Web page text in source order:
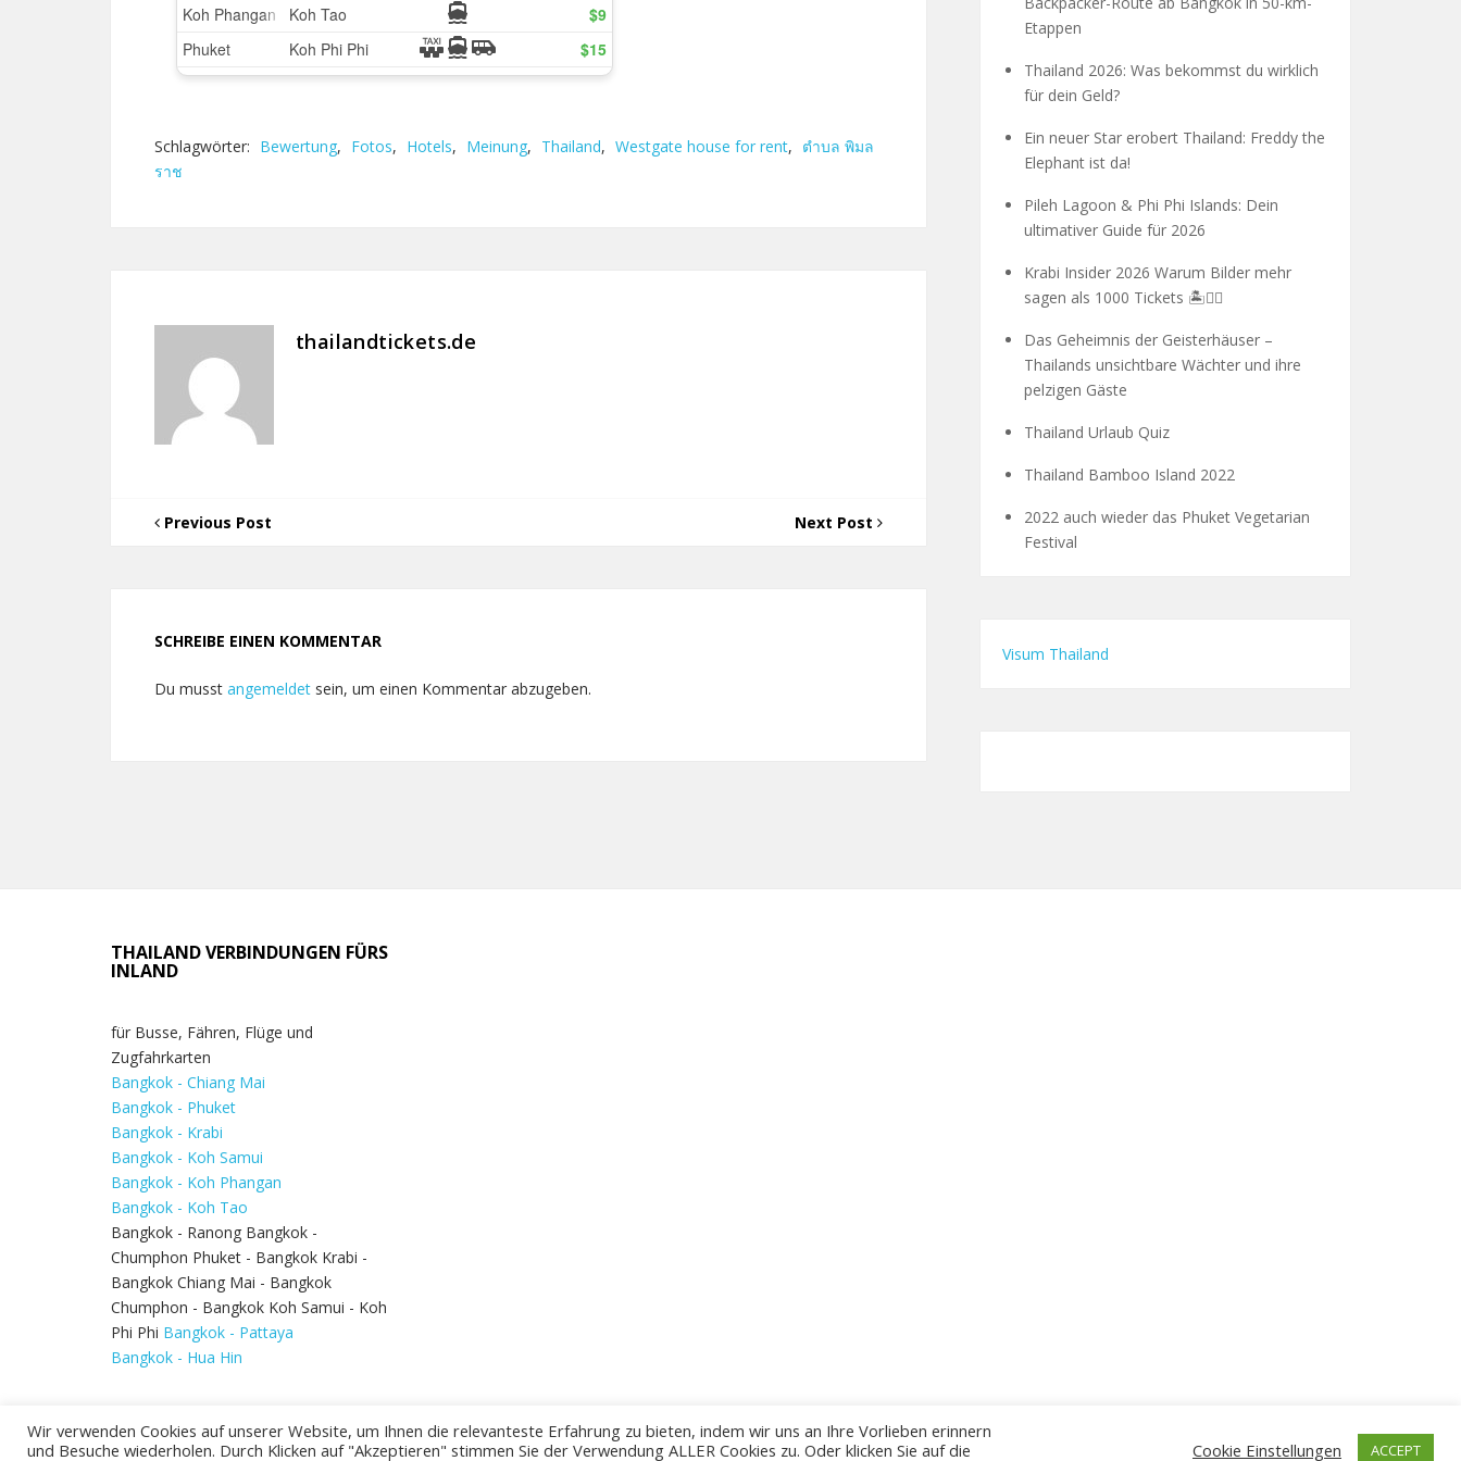
Schlagwörter: Bewertung, Fotos, Hotels, Meinung, Thailand, Westgate house for rent, ตำบล พิมล
ราช
thailandtickets.de
Previous Post Next Post
SCHREIBE EINEN KOMMENTAR
Du musst angemeldet sein, um einen Kommentar abzugeben.
Etappen
Thailand 2026: Was bekommst du wirklich
für dein Geld?
Ein neuer Star erobert Thailand: Freddy the
Elephant ist da!
Pileh Lagoon & Phi Phi Islands: Dein
ultimativer Guide für 2026
Krabi Insider 2026 Warum Bilder mehr
sagen als 1000 Tickets 🏝️🧗‍♂️
Das Geheimnis der Geisterhäuser –
Thailands unsichtbare Wächter und ihre
pelzigen Gäste
Thailand Urlaub Quiz
Thailand Bamboo Island 2022
2022 auch wieder das Phuket Vegetarian
Festival
Visum Thailand
THAILAND VERBINDUNGEN FÜRS
INLAND
für Busse, Fähren, Flüge und
Zugfahrkarten
Bangkok - Chiang Mai
Bangkok - Phuket
Bangkok - Krabi
Bangkok - Koh Samui
Bangkok - Koh Phangan
Bangkok - Koh Tao
Bangkok - Ranong Bangkok -
Chumphon Phuket - Bangkok Krabi -
Bangkok Chiang Mai - Bangkok
Chumphon - Bangkok Koh Samui - Koh
Phi Phi Bangkok - Pattaya
Bangkok - Hua Hin
Wir verwenden Cookies auf unserer Website, um Ihnen die relevanteste Erfahrung zu bieten, indem wir uns an Ihre Vorlieben erinnern
und Besuche wiederholen. Durch Klicken auf "Akzeptieren" stimmen Sie der Verwendung ALLER Cookies zu. Oder klicken Sie auf die
Cookie Einstellungen ACCEPT